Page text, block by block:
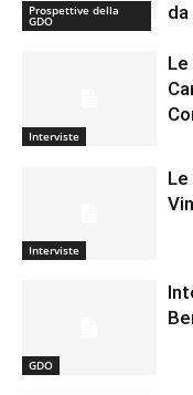
Prospettive della
GDO da
Interviste
Interviste
GDO